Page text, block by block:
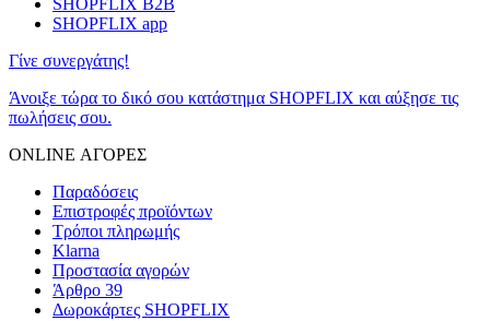
SHOPFLIX B2B
SHOPFLIX app
Γίνε συνεργάτης!
Άνοιξε τώρα το δικό σου κατάστημα SHOPFLIX και αύξησε τις
πωλήσεις σου.
ONLINE ΑΓΟΡΕΣ
Παραδόσεις
Επιστροφές προϊόντων
Τρόποι πληρωμής
Klarna
Προστασία αγορών
Άρθρο 39
Δωροκάρτες SHOPFLIX